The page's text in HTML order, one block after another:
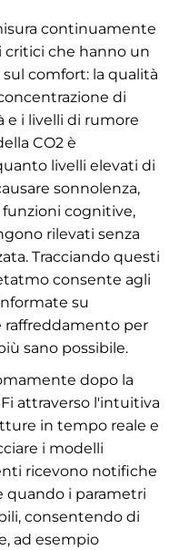
continuamente
che hanno un
comfort: la qualità
di
e i livelli di rumore
CO2 è
livelli elevati di
sonnolenza,
cognitive,
rilevati senza
Tracciando questi
consente agli
su
raffreddamento per
sano possibile.
dopo la
attraverso l'intuitiva
in tempo reale e
i modelli
ricevono notifiche
i parametri
consentendo di
ad esempio